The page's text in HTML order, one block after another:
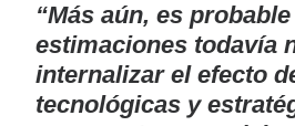
“Más aún, es
estimaciones todavía
internalizar el efecto
tecnológicas y